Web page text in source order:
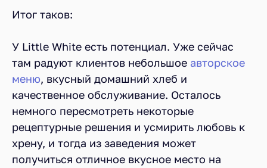
Итог таков:
У Little White есть потенциал. Уже сейчас
там радуют клиентов небольшое авторское
меню, вкусный домашний хлеб и
качественное обслуживание. Осталось
немного пересмотреть некоторые
рецептурные решения и усмирить любовь к
хрену, и тогда из заведения может
получиться отличное вкусное место на